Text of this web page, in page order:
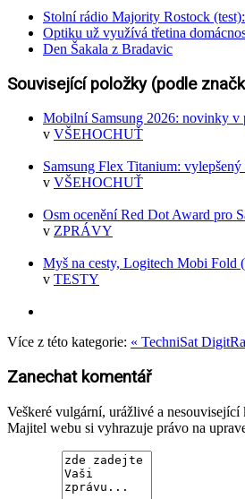
Stolní rádio Majority Rostock
Optiku už využívá třetina
Den Šakala z Bradavic
Související položky (podle
Mobilní Samsung 2026: novinky v
v VŠEHOCHUŤ
Samsung Flex Titanium:
v VŠEHOCHUŤ
Osm ocenění Red Dot Award pro
v ZPRÁVY
Myš na cesty, Logitech Mobi Fold
v TESTY
Více z této kategorie: « TechniSat
Zanechat komentář
Veškeré vulgární, urážlivé a
Majitel webu si vyhrazuje právo na